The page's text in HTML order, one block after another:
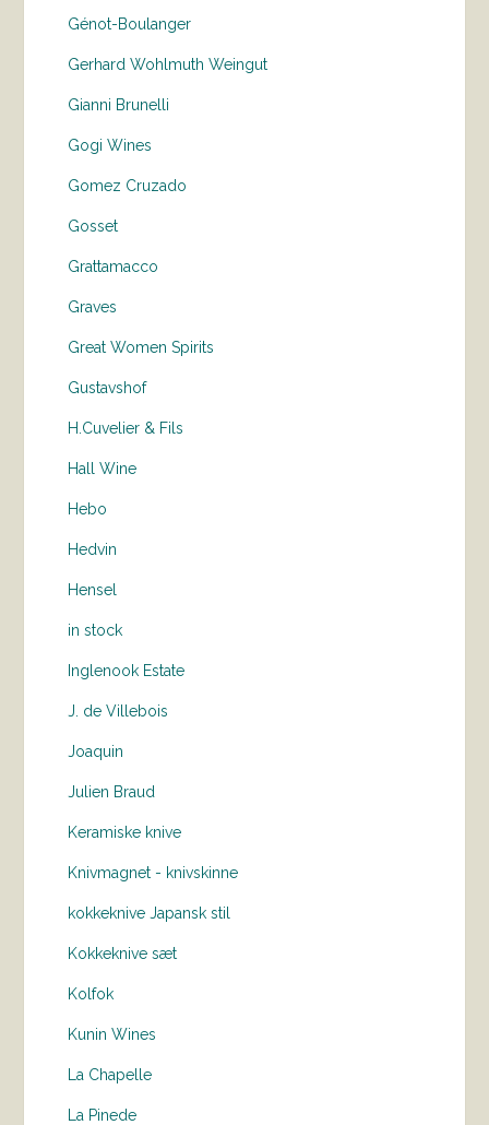
Génot-Boulanger
Gerhard Wohlmuth Weingut
Gianni Brunelli
Gogi Wines
Gomez Cruzado
Gosset
Grattamacco
Graves
Great Women Spirits
Gustavshof
H.Cuvelier & Fils
Hall Wine
Hebo
Hedvin
Hensel
in stock
Inglenook Estate
J. de Villebois
Joaquin
Julien Braud
Keramiske knive
Knivmagnet - knivskinne
kokkeknive Japansk stil
Kokkeknive sæt
Kolfok
Kunin Wines
La Chapelle
La Pinede